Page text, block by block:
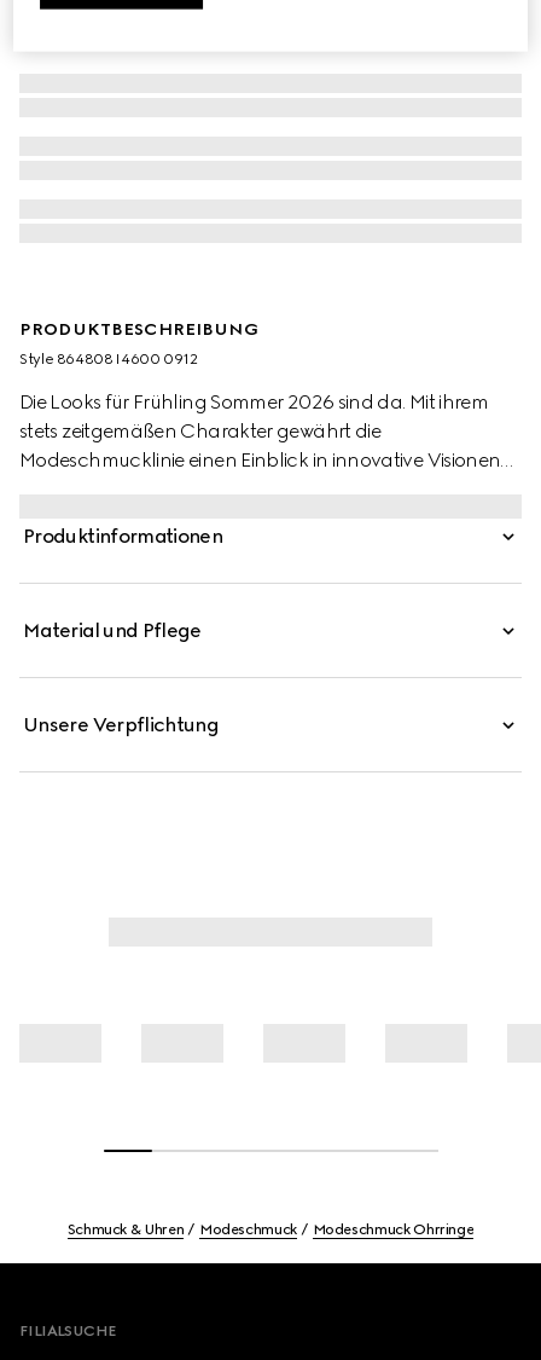
PRODUKTBESCHREIBUNG
Style ‎864808 I4600 0912
Die Looks für Frühling Sommer 2026 sind da. Mit ihrem
stets zeitgemäßen Charakter gewährt die
Modeschmucklinie einen Einblick in innovative Visionen
verleihen.
Produktinformationen
Material und Pflege
Unsere Verpflichtung
Schmuck & Uhren Modeschmuck Modeschmuck Ohrringe
FILIALSUCHE